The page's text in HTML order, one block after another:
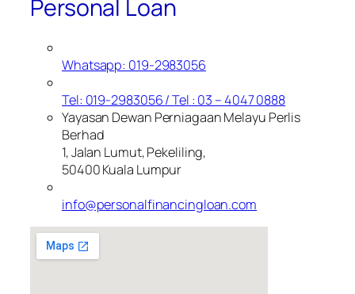
Personal Loan
Whatsapp: 019-2983056
Tel: 019-2983056 / Tel : 03 – 4047 0888
Yayasan Dewan Perniagaan Melayu Perlis
Berhad
1, Jalan Lumut, Pekeliling,
50400 Kuala Lumpur
info@personalfinancingloan.com